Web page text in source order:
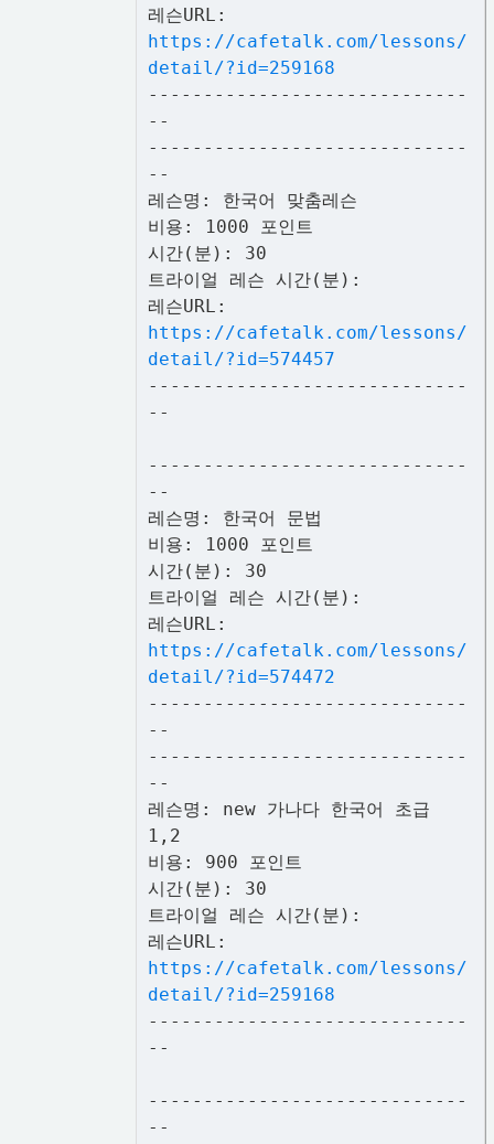
레슨URL:
https://cafetalk.com/lessons/
detail/?id=259168
-----------------------------
--
-----------------------------
--
레슨명: 한국어 맞춤레슨
비용: 1000 포인트
시간(분): 30
트라이얼 레슨 시간(분):
레슨URL:
https://cafetalk.com/lessons/
detail/?id=574457
-----------------------------
--
-----------------------------
--
레슨명: 한국어 문법
비용: 1000 포인트
시간(분): 30
트라이얼 레슨 시간(분):
레슨URL:
https://cafetalk.com/lessons/
detail/?id=574472
-----------------------------
--
-----------------------------
--
레슨명: new 가나다 한국어 초급
1,2
비용: 900 포인트
시간(분): 30
트라이얼 레슨 시간(분):
레슨URL:
https://cafetalk.com/lessons/
detail/?id=259168
-----------------------------
--
-----------------------------
--